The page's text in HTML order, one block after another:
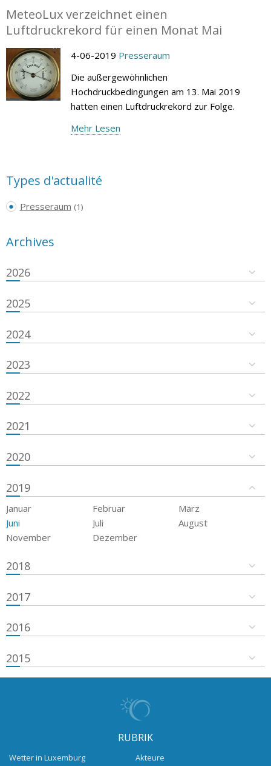
MeteoLux verzeichnet einen
Luftdruckrekord für einen Monat Mai
4-06-2019 Presseraum
Die außergewöhnlichen
Hochdruckbedingungen am 13. Mai 2019
hatten einen Luftdruckrekord zur Folge.
Mehr Lesen
Types d'actualité
Presseraum (1)
Archives
2026
2025
2024
2023
2022
2021
2020
2019
Januar Februar
März
Juni
Juli
August
November
Dezember
2018
2017
2016
2015
RUBRIK
Wetter in Luxemburg
Akteure